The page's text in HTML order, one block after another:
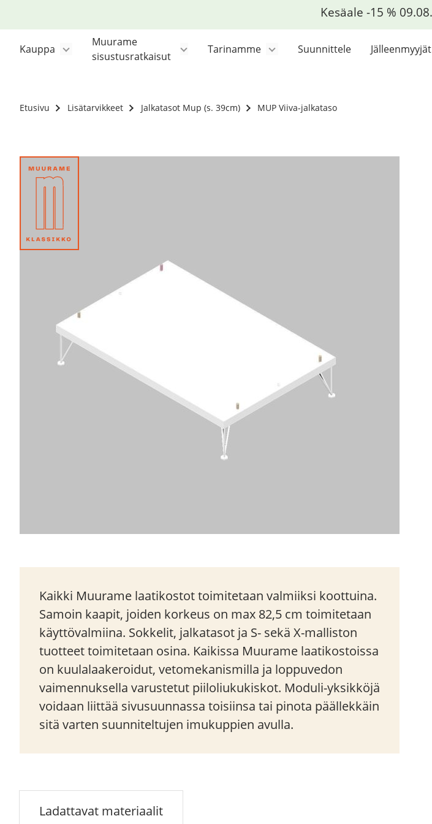
Kauppa
Muurame
sisustusratkaisut
Tarinamme Suunnittele Jälleenmyyjät
Etusivu Lisätarvikkeet Jalkatasot Mup (s. 39cm) MUP Viiva-jalkataso
Kaikki Muurame laatikostot toimitetaan valmiiksi koottuina.
Samoin kaapit, joiden korkeus on max 82,5 cm toimitetaan
käyttövalmiina. Sokkelit, jalkatasot ja S- sekä X-malliston
tuotteet toimitetaan osina. Kaikissa Muurame laatikostoissa
on kuulalaakeroidut, vetomekanismilla ja loppuvedon
vaimennuksella varustetut piiloliukukiskot. Moduli-yksikköjä
voidaan liittää sivusuunnassa toisiinsa tai pinota päällekkäin
sitä varten suunniteltujen imukuppien avulla.
Ladattavat materiaalit
Kesäale -15 %